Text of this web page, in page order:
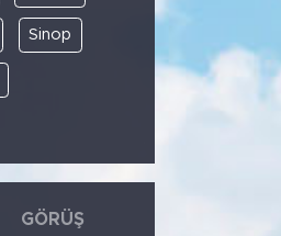
Sinop
GÖRÜŞ